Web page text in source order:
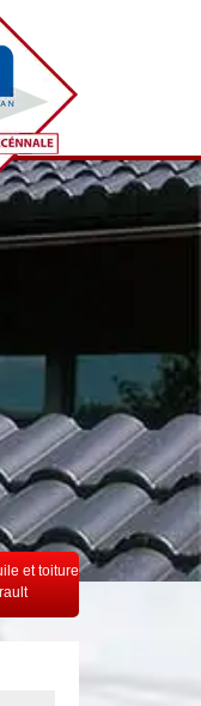
et toiture